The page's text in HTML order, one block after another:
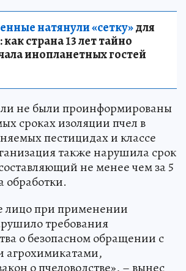
натянули «сетку»для
страна 13 лет тайно
инопланетных гостей
не были проинформированы
сроках изоляции пчел в
пестицидах и классе
также нарушила срок
не менее чем за 5
обработки.
лицо при применении
требования
о безопасном обращении с
агрохимикатами,
о пчеловодстве», – вынес